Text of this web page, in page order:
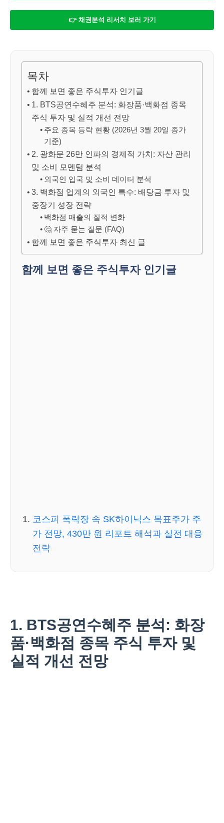
👉 채권분석 리서치 보러 가기
목차
함께 보면 좋은 주식투자 인기글
1. BTS공연수혜주 분석: 화장품·백화점 종목
주식 투자 및 실적 개선 전망
주요 종목 등락 현황 (2026년 3월 20일 종가
기준)
2. 광화문 26만 인파의 경제적 가치: 자산 관리
및 소비 모멘텀 분석
외국인 입국 및 소비 데이터 분석
3. 백화점 업계의 외국인 특수: 배당금 투자 및
중장기 성장 전략
백화점 매출의 질적 변화
🤔 자주 묻는 질문 (FAQ)
함께 보면 좋은 주식투자 최신 글
함께 보면 좋은 주식투자 인기글
코스피 폭락장 속 SK하이닉스 목표주가 주
가 전망, 430만 원 리포트 해석과 실전 대응
전략
1. BTS공연수혜주 분석: 화장
품·백화점 종목 주식 투자 및
실적 개선 전망